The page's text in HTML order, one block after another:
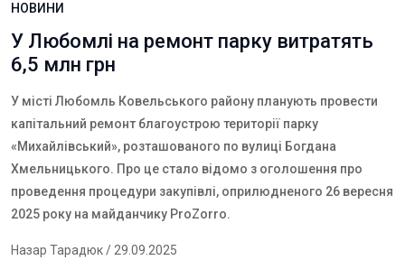
НОВИНИ
У Любомлі на ремонт парку витратять
6,5 млн грн
У місті Любомль Ковельського району планують провести
капітальний ремонт благоустрою території парку
«Михайлівський», розташованого по вулиці Богдана
Хмельницького. Про це стало відомо з оголошення про
проведення процедури закупівлі, оприлюдненого 26 вересня
2025 року на майданчику ProZorro.
Назар Тарадюк/ 29.09.2025